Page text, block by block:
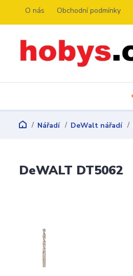
O nás Obchodní podmínky
Nářadí DeWalt nářadí
DeWALT DT5062